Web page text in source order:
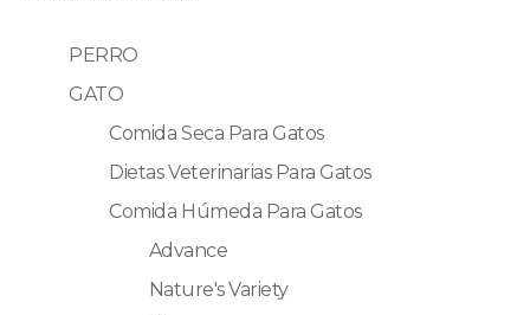
PERRO
GATO
Comida Seca Para Gatos
Dietas Veterinarias Para Gatos
Comida Húmeda Para Gatos
Advance
Nature's Variety